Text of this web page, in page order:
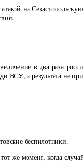
на
в два раза
ВСУ, а результата не
беспилотники.
же момент, когда